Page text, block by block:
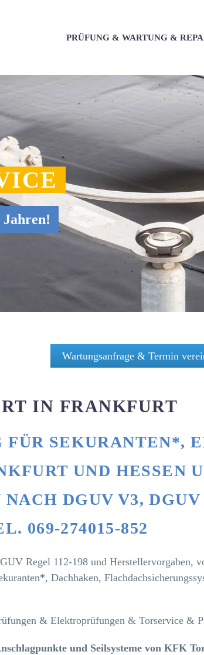
PRÜFUNG & WARTUNG &
Wartungsanfrage & Termin
IN FRANKFURT
FÜR SEKURANTEN*,
UND HESSEN
DGUV V3,
069-274015-852
Regel 112-198 und Herstellervorgaben,
Dachhaken,
& Elektroprüfungen & Torservice &
und Seilsysteme von KFK